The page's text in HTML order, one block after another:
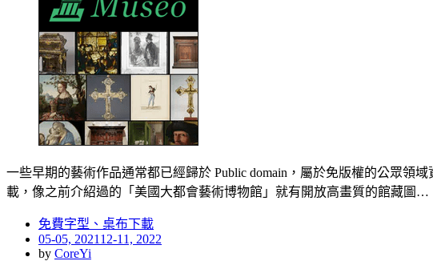
一些早期的藝術作品通常都已經歸於 Public domain，屬於免版權的公眾領
載，像之前介紹過的「美國大都會藝術博物館」就有開放高畫質的館藏圖…
免費字型、桌布下載
Posted
on
05-05, 2021 12-11, 2022
by CoreYi